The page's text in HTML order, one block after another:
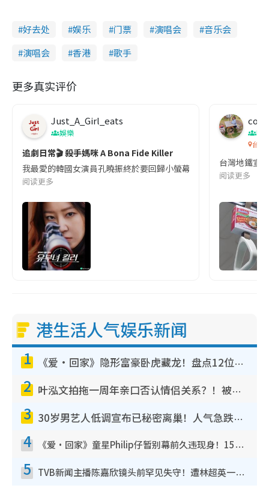
好去处 娱乐 门票 演唱会
音乐会
演唱会
香港 歌手
更多真实评价
Just_A_Girl_eats
娛樂
追劇日常🎬 殺手媽咪 A Bona Fide Killer
我最愛的韓國女演員孔曉振終於要回歸小螢幕啦!這次的劇本改編
阅读更多
co
吹
台灣
台灣地鐵宣
阅读更多
港生活人气娱乐新闻
1 《爱·回家》隐形富豪卧虎藏龙！盘点12位财气逼人的有钱艺人：这位美女3亿身家不愁做
2 叶泓文拍拖一周年亲口否认情侣关系？！被质疑感情造假竟称GM“普通同事”
3 30岁男艺人低调宣布已秘密离巢！人气急跌变失踪人口：“这几年过得并不容易”
4 《爱·回家》童星Philip仔暂别幕前久违现身！15岁近况暴风成长长高变帅气少年
5 TVB新闻主播陈嘉欣镜头前罕见失守！遭林超英一句话突袭吓坏当场大笑